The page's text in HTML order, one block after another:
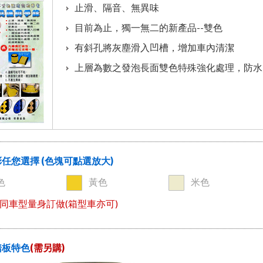
止滑、隔音、無異味
目前為止，獨一無二的新產品--雙色
有斜孔將灰塵滑入凹槽，增加車內清潔
上層為數之發泡長面雙色特殊強化處理，防
您選擇 (色塊可點選放大)
黃色
米色
車型量身訂做(箱型車亦可)
特色(需另購)